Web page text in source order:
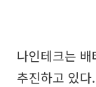
나인테크는
추진하고 있